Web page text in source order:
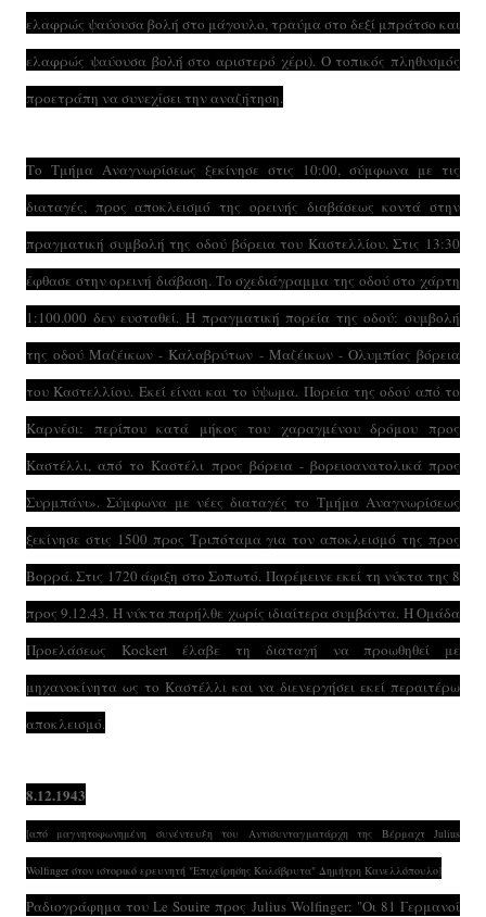
ελαφρώς ψαύουσα βολή στο μάγουλο, τραύμα στο δεξί μπράτσο και
ελαφρώς ψαύουσα βολή στο αριστερό χέρι). Ο τοπικός πληθυσμός
προετράπη να συνεχίσει την αναζήτηση.
Το Τμήμα Αναγνωρίσεως ξεκίνησε στις 10:00, σύμφωνα με τις
διαταγές, προς αποκλεισμό της ορεινής διαβάσεως κοντά στην
πραγματική συμβολή της οδού βόρεια του Καστελλίου. Στις 13:30
έφθασε στην ορεινή διάβαση. Το σχεδιάγραμμα της οδού στο χάρτη
1:100.000 δεν ευσταθεί. Η πραγματική πορεία της οδού: συμβολή
της οδού Μαζέικων - Καλαβρύτων - Μαζέικων - Ολυμπίας βόρεια
του Καστελλίου. Εκεί είναι και το ύψωμα. Πορεία της οδού από το
Καρνέσι: περίπου κατά μήκος του χαραγμένου δρόμου προς
Καστέλλι, από το Καστέλι προς βόρεια - βορειοανατολικά προς
Συρμπάνι». Σύμφωνα με νέες διαταγές το Τμήμα Αναγνωρίσεως
ξεκίνησε στις 1500 προς Τριπόταμα για τον αποκλεισμό της προς
Βορρά. Στις 1720 άφιξη στο Σοπωτό. Παρέμεινε εκεί τη νύκτα της 8
προς 9.12.43. Η νύκτα παρήλθε χωρίς ιδιαίτερα συμβάντα. Η Ομάδα
Προελάσεως Kockert έλαβε τη διαταγή να προωθηθεί με
μηχανοκίνητα ως το Καστέλλι και να διενεργήσει εκεί περαιτέρω
αποκλεισμό.
8.12.1943
[από μαγνητοφωνημένη συνέντευξη του Αντισυνταγματάρχη της Βέρμαχτ Julius
Wolfinger στον ιστορικό ερευνητή "Επιχείρησης Καλάβρυτα" Δημήτρη Κανελλόπουλο]
Ραδιογράφημα του Le Souire προς Julius Wolfinger: "Οι 81 Γερμανοί